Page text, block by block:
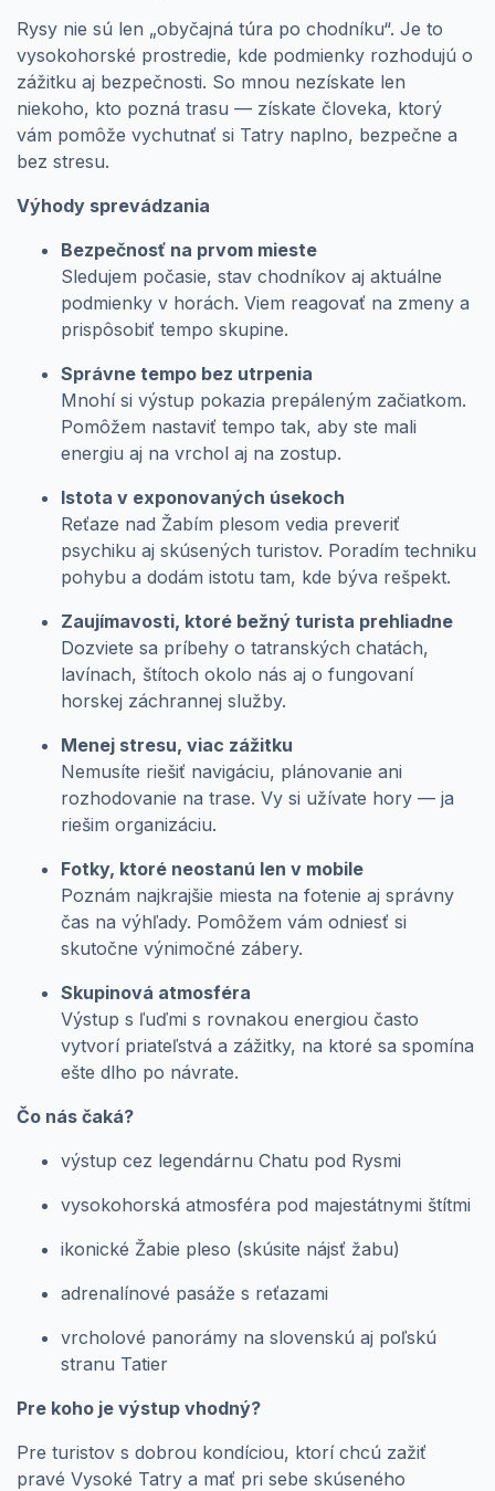
Rysy nie sú len „obyčajná túra po chodníku“. Je to
vysokohorské prostredie, kde podmienky rozhodujú o
zážitku aj bezpečnosti. So mnou nezískate len
niekoho, kto pozná trasu — získate človeka, ktorý
vám pomôže vychutnať si Tatry naplno, bezpečne a
bez stresu.
Výhody sprevádzania
Bezpečnosť na prvom mieste
Sledujem počasie, stav chodníkov aj aktuálne
podmienky v horách. Viem reagovať na zmeny a
prispôsobiť tempo skupine.
Správne tempo bez utrpenia
Mnohí si výstup pokazia prepáleným začiatkom.
Pomôžem nastaviť tempo tak, aby ste mali
energiu aj na vrchol aj na zostup.
Istota v exponovaných úsekoch
Reťaze nad Žabím plesom vedia preveriť
psychiku aj skúsených turistov. Poradím techniku
pohybu a dodám istotu tam, kde býva rešpekt.
Zaujímavosti, ktoré bežný turista prehliadne
Dozviete sa príbehy o tatranských chatách,
lavínach, štítoch okolo nás aj o fungovaní
horskej záchrannej služby.
Menej stresu, viac zážitku
Nemusíte riešiť navigáciu, plánovanie ani
rozhodovanie na trase. Vy si užívate hory — ja
riešim organizáciu.
Fotky, ktoré neostanú len v mobile
Poznám najkrajšie miesta na fotenie aj správny
čas na výhľady. Pomôžem vám odniesť si
skutočne výnimočné zábery.
Skupinová atmosféra
Výstup s ľuďmi s rovnakou energiou často
vytvorí priateľstvá a zážitky, na ktoré sa spomína
ešte dlho po návrate.
Čo nás čaká?
výstup cez legendárnu Chatu pod Rysmi
vysokohorská atmosféra pod majestátnymi štítmi
ikonické Žabie pleso (skúsite nájsť žabu)
adrenalínové pasáže s reťazami
vrcholové panorámy na slovenskú aj poľskú
stranu Tatier
Pre koho je výstup vhodný?
Pre turistov s dobrou kondíciou, ktorí chcú zažiť
pravé Vysoké Tatry a mať pri sebe skúseného